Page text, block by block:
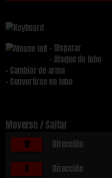
- Disparar
- Ataque de lobo
- Cambiar de arma
- Convertirse en lobo
Moverse / Saltar
W Dirección
A Dirección